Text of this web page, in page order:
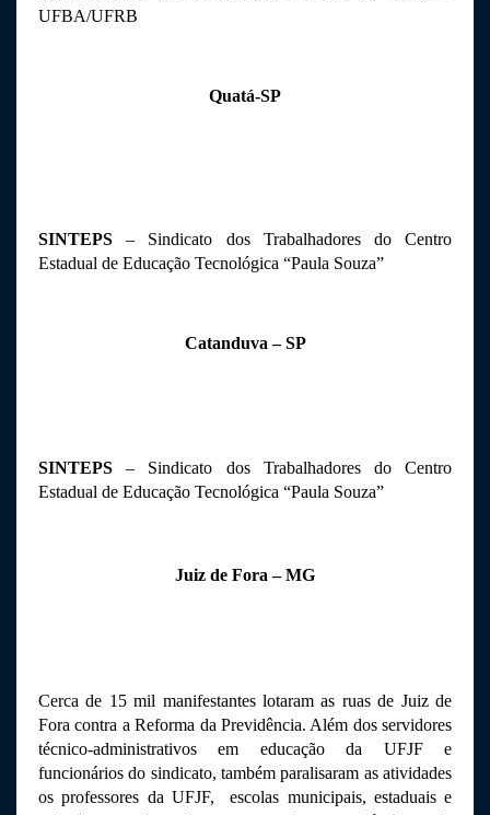
UFBA/UFRB
Quatá-SP
SINTEPS – Sindicato dos Trabalhadores do Centro
Estadual de Educação Tecnológica “Paula Souza”
Catanduva – SP
SINTEPS – Sindicato dos Trabalhadores do Centro
Estadual de Educação Tecnológica “Paula Souza”
Juiz de Fora – MG
Cerca de 15 mil manifestantes lotaram as ruas de Juiz de
Fora contra a Reforma da Previdência. Além dos servidores
técnico-administrativos em educação da UFJF e
funcionários do sindicato, também paralisaram as atividades
os professores da UFJF,  escolas municipais, estaduais e